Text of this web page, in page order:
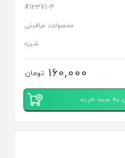
#12371-4
محصولات مراقبتی
شیره
160,000 تومان
به سبد خرید